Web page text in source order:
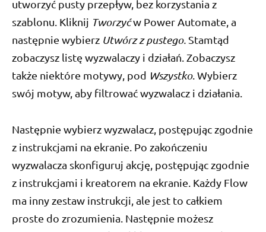
utworzyć pusty przepływ, bez korzystania z
szablonu. Kliknij Tworzyćw Power Automate, a
następnie wybierz Utwórz z pustego. Stamtąd
zobaczysz listę wyzwalaczy i działań. Zobaczysz
także niektóre motywy, pod Wszystko. Wybierz
swój motyw, aby filtrować wyzwalacz i działania.
Następnie wybierz wyzwalacz, postępując zgodnie
z instrukcjami na ekranie. Po zakończeniu
wyzwalacza skonfiguruj akcję, postępując zgodnie
z instrukcjami i kreatorem na ekranie. Każdy Flow
ma inny zestaw instrukcji, ale jest to całkiem
proste do zrozumienia. Następnie możesz